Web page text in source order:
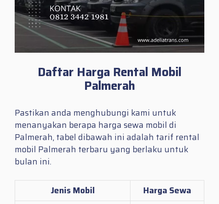
Daftar Harga Rental Mobil
Palmerah
Pastikan anda menghubungi kami untuk
menanyakan berapa harga sewa mobil di
Palmerah, tabel dibawah ini adalah tarif rental
mobil Palmerah terbaru yang berlaku untuk
bulan ini.
Jenis Mobil
Harga Sewa